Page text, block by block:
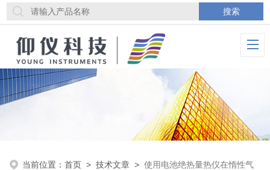
当前位置：首页 >技术文章 >使用电池绝热量热仪在惰性气